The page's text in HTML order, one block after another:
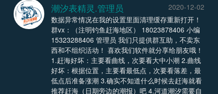
潮汐表精灵.管理员
2020-12-02
数据异常情况在我的设置里面清理缓存重新打开！
群vx：（注明钓鱼赶海地区） 18023878406 小编
15323288406 管理员 我们只提供群互助，不卖东
西和不组织活动！ 喜欢我们软件就分享给朋友哦！
1.赶海好坏：主要看曲线，次要看大中小潮 2.曲线
好坏：根据位置，主要看最低点，次要看落差，最
低点后准备涨潮 3.确实不知道什么时候去赶海就看
推荐赶海（日期旁边的潮报）吧 4.河道潮汐需要自